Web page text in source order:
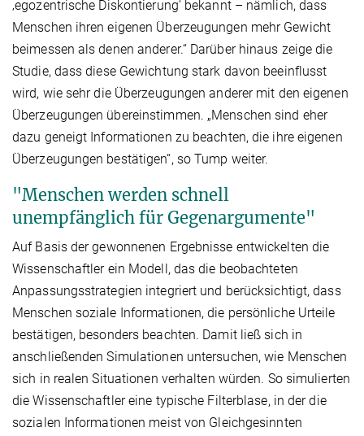
‚egozentrische Diskontierung‘ bekannt – nämlich, dass
Menschen ihren eigenen Überzeugungen mehr Gewicht
beimessen als denen anderer.“ Darüber hinaus zeige die
Studie, dass diese Gewichtung stark davon beeinflusst
wird, wie sehr die Überzeugungen anderer mit den eigenen
Überzeugungen übereinstimmen. „Menschen sind eher
dazu geneigt Informationen zu beachten, die ihre eigenen
Überzeugungen bestätigen“, so Tump weiter.
"Menschen werden schnell
unempfänglich für Gegenargumente"
Auf Basis der gewonnenen Ergebnisse entwickelten die
Wissenschaftler ein Modell, das die beobachteten
Anpassungsstrategien integriert und berücksichtigt, dass
Menschen soziale Informationen, die persönliche Urteile
bestätigen, besonders beachten. Damit ließ sich in
anschließenden Simulationen untersuchen, wie Menschen
sich in realen Situationen verhalten würden. So simulierten
die Wissenschaftler eine typische Filterblase, in der die
sozialen Informationen meist von Gleichgesinnten